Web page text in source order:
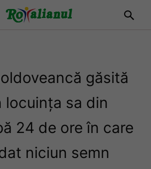
găsită
locuința sa din
24 de ore în care
niciun semn